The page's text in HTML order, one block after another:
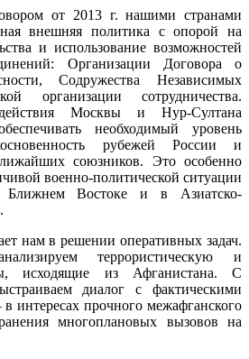
от 2013 г. нашими странами
внешняя политика с опорой на
и использование возможностей
Организации Договора о
Содружества Независимых
организации сотрудничества.
Москвы и Нур-Султана
необходимый уровень
рубежей России и
союзников. Это особенно
военно-политической ситуации
Востоке и в Азиатско-
нам в решении оперативных задач.
террористическую и
исходящие из Афганистана. С
диалог с фактическими
интересах прочного межафганского
многоплановых вызовов на